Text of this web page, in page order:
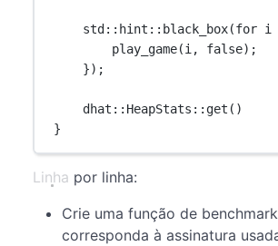
std:: hint :: black_box(for i
play_game(i, false);
});
dhat :: HeapStats :: get ()
}
Linha por linha:
Crie uma função de
corresponda à assinatura